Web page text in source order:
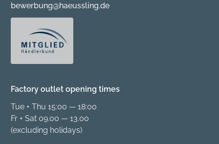
bewerbung@haeussling.de
Factory outlet opening times
Tue + Thu 15:00 — 18:00
Fr + Sat 09.00 — 13.00
(excluding holidays)